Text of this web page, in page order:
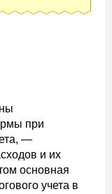
при
—
и их
основная
учета в